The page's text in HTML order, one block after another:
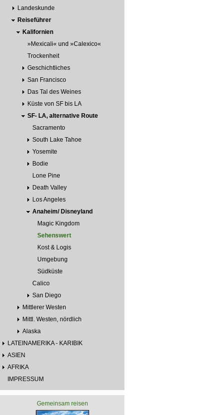
Landeskunde
Reiseführer
Kalifornien
»Mexicali« und »Calexico«
Trockenheit
Geschichtliches
San Francisco
Das Tal des Weines
Küste von SF bis LA
SF- LA, alternative Route
Sacramento
South Lake Tahoe
Yosemite
Bodie
Lone Pine
Death Valley
Los Angeles
Anaheim/ Disneyland
Magic Kingdom
Sehenswert
Kost & Logis
Umgebung
Südküste
Calico
San Diego
Mittlerer Westen
Mittl. Westen, nördlich
Alaska
LATEINAMERIKA - KARIBIK
ASIEN
AFRIKA
IMPRESSUM
Gemeinsam reisen